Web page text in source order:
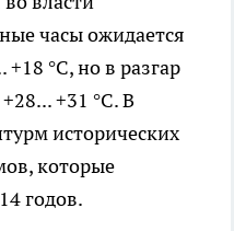
часы ожидается
°C, но в разгар
+31 °C. В
исторических
которые
годов.